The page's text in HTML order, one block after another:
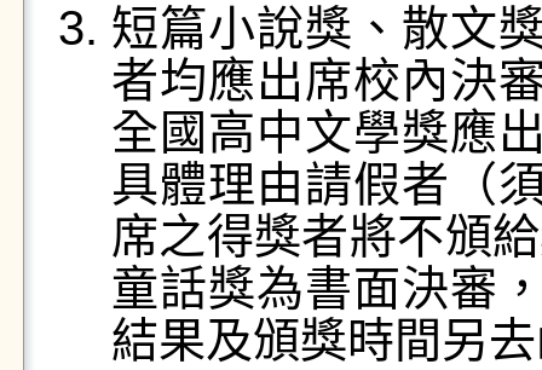
短篇小說獎、散文
者均應出席校內決
全國高中文學獎應
具體理由請假者（
席之得獎者將不頒
童話獎為書面決審
結果及頒獎時間另